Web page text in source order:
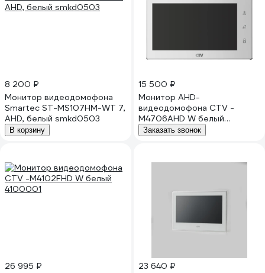
8 200 ₽
Монитор видеодомофона
Smartec ST-MS107HM-WT 7,
AHD, белый smkd0503
В корзину
15 500 ₽
Монитор AHD-
видеодомофона CTV -
M4706AHD W белый
4100077
Заказать звонок
26 995 ₽
23 640 ₽